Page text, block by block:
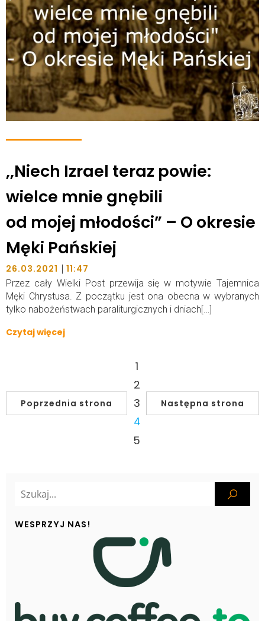
,,Niech Izrael teraz powie:
wielce mnie gnębili
od mojej młodości” – O okresie
Męki Pańskiej
26.03.2021 | 11:47
Przez cały Wielki Post przewija się w motywie Tajemnica
Męki Chrystusa. Z początku jest ona obecna w wybranych
tylko nabożeństwach paraliturgicznych i dniach[…]
Czytaj więcej
Poprzednia strona
1
2
3
4
5
Następna strona
WESPRZYJ NAS!